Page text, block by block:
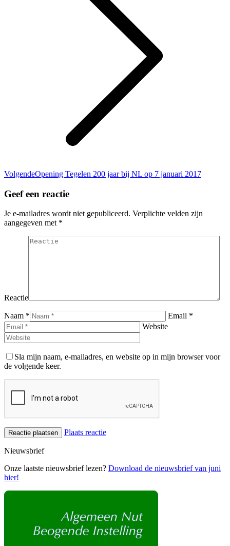
VolgendeVolgend
Opening Tegelen 200 jaar bij NL op 7 januari 2017
Geef een reactie
Je e-mailadres wordt niet gepubliceerd. Verplichte velden zijn
aangegeven met *
Reactie
Naam *
Email *
Website
Sla mijn naam, e-mailadres, en website op in mijn browser voor
de volgende keer.
Plaats reactie
Nieuwsbrief
Onze laatste nieuwsbrief lezen? Download de nieuwsbrief van juni
hier!